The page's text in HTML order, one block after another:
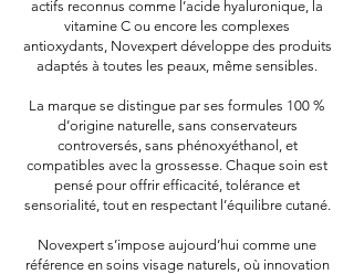
actifs reconnus comme l’acide hyaluronique, la
vitamine C ou encore les complexes
antioxydants, Novexpert développe des produits
adaptés à toutes les peaux, même sensibles.
La marque se distingue par ses formules 100 %
d’origine naturelle, sans conservateurs
controversés, sans phénoxyéthanol, et
compatibles avec la grossesse. Chaque soin est
pensé pour offrir efficacité, tolérance et
sensorialité, tout en respectant l’équilibre cutané.
Novexpert s’impose aujourd’hui comme une
référence en soins visage naturels, où innovation